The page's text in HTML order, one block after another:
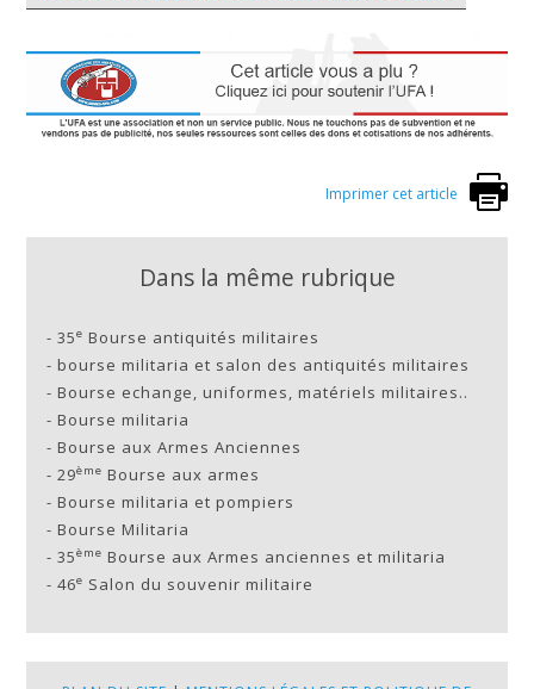
Imprimer cet article
Dans la même rubrique
-35e Bourse antiquités militaires
-bourse militaria et salon des antiquités militaires
-Bourse echange, uniformes, matériels militaires..
-Bourse militaria
-Bourse aux Armes Anciennes
-29ème Bourse aux armes
-Bourse militaria et pompiers
-Bourse Militaria
-35ème Bourse aux Armes anciennes et militaria
-46e Salon du souvenir militaire